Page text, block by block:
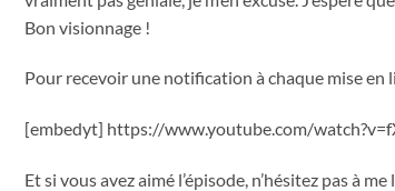
Bon visionnage !
Pour recevoir une notification à chaque mise en
[embedyt] https://www.youtube.com/
Et si vous avez aimé l’épisode, n’hésitez pas à